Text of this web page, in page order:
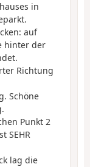
in
auf
hinter der
Richtung
Schöne
Punkt 2
SEHR
lag die